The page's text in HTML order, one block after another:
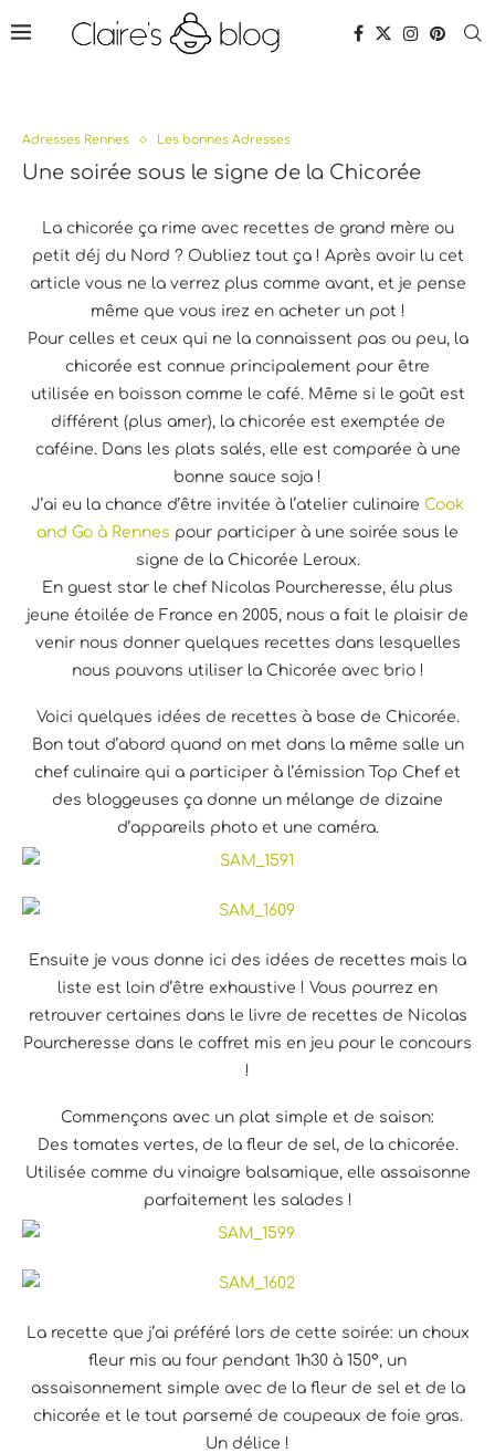
Adresses Rennes Les bonnes Adresses
Une soirée sous le signe de la Chicorée
La chicorée ça rime avec recettes de grand mère ou
petit déj du Nord ? Oubliez tout ça ! Après avoir lu cet
article vous ne la verrez plus comme avant, et je pense
même que vous irez en acheter un pot !
Pour celles et ceux qui ne la connaissent pas ou peu, la
chicorée est connue principalement pour être
utilisée en boisson comme le café. Même si le goût est
différent (plus amer), la chicorée est exemptée de
caféine. Dans les plats salés, elle est comparée à une
bonne sauce soja !
J’ai eu la chance d’être invitée à l’atelier culinaire Cook
and Go à Rennes pour participer à une soirée sous le
signe de la Chicorée Leroux.
En guest star le chef Nicolas Pourcheresse, élu plus
jeune étoilée de France en 2005, nous a fait le plaisir de
venir nous donner quelques recettes dans lesquelles
nous pouvons utiliser la Chicorée avec brio !
Voici quelques idées de recettes à base de Chicorée.
Bon tout d’abord quand on met dans la même salle un
chef culinaire qui a participer à l’émission Top Chef et
des bloggeuses ça donne un mélange de dizaine
d’appareils photo et une caméra.
Ensuite je vous donne ici des idées de recettes mais la
liste est loin d’être exhaustive ! Vous pourrez en
retrouver certaines dans le livre de recettes de Nicolas
Pourcheresse dans le coffret mis en jeu pour le concours
!
Commençons avec un plat simple et de saison:
Des tomates vertes, de la fleur de sel, de la chicorée.
Utilisée comme du vinaigre balsamique, elle assaisonne
parfaitement les salades !
La recette que j’ai préféré lors de cette soirée: un choux
fleur mis au four pendant 1h30 à 150°, un
assaisonnement simple avec de la fleur de sel et de la
chicorée et le tout parsemé de coupeaux de foie gras.
Un délice !